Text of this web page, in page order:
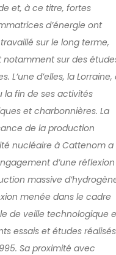
et, à ce titre, fortes
d’énergie ont
sur le long terme,
notamment sur des
L’une d’elles, la Lorraine,
la fin de ses activités
et charbonnières. La
de la production
nucléaire à Cattenom a
d’une réflexion
massive
menée dans le cadre
de veille technologique
essais et études réalisés
Sa proximité avec